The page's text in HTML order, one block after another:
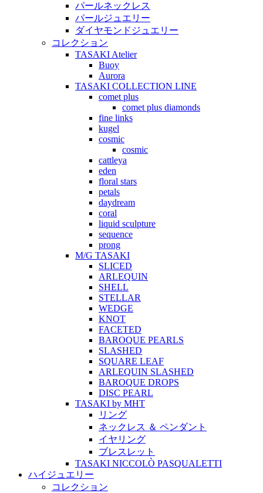
パールネックレス
パールジュエリー
ダイヤモンドジュエリー
コレクション
TASAKI Atelier
Buoy
Aurora
TASAKI COLLECTION LINE
comet plus
comet plus diamonds
fine links
kugel
cosmic
cosmic
cattleya
eden
floral stars
petals
daydream
coral
liquid sculpture
sequence
prong
M/G TASAKI
SLICED
ARLEQUIN
SHELL
STELLAR
WEDGE
KNOT
FACETED
BAROQUE PEARLS
SLASHED
SQUARE LEAF
ARLEQUIN SLASHED
BAROQUE DROPS
DISC PEARL
TASAKI by MHT
リング
ネックレス ＆ ペンダント
イヤリング
ブレスレット
TASAKI NICCOLÒ PASQUALETTI
ハイジュエリー
コレクション